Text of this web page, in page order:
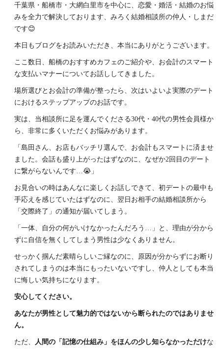
千葉県・船橋市・大網白里市を中心に、恋愛・婚活・結婚のお悩
みを全力で解決しております、みろく結婚相談所の仲人・しまだ
です😊
本日もブログをお読みいただき、本当にありがとうございます。
ここ数日、船橋のおすすめカフェのご紹介や、お会計のスマート
な支払いマナーについてお話ししてきました。
場所選びとお会計の準備が整ったら、次はいよいよ実際のデート
におけるステップアップのお話です。
実は、当相談所に足を運んでくださる30代・40代の男性会員様か
ら、非常に多くいただくお悩みがあります。
「島田さん、お店もバッチリ選んで、お会計もスマートに済ませ
ました。会話も盛り上がったはずなのに、なぜか2回目のデート
に繋がらないんです…😭」
お見合いの時はあんなに楽しくお話しできて、初デートの最中も
手応えを感じていたはずなのに、翌日お相手の結婚相談所から
「交際終了」の通知が届いてしまう。
「一体、自分の何がいけなかったんだろう…」と、理由が分から
ずに自信を無くしてしまう男性は少なくありません。
せっかく掴んだ素晴らしいご縁なのに、原因が分からずにお断り
されてしまうのは本当にもったいないですし、仲人としても本当
に悔しい気持ちになります。
安心してください。
あなたが男性として魅力的ではないから断られたのではありませ
ん。
ただ、 人間の「記憶の仕組み」をほんの少し知らなかっただけな